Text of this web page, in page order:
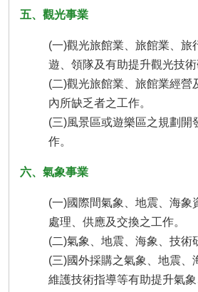
五、觀光事業
(一)觀光旅館業、旅館業、旅
遊、領隊及有助提升觀光技術
(二)觀光旅館業、旅館業經營
內所缺乏者之工作。
(三)風景區或遊樂區之規劃開
作。
六、氣象事業
(一)國際間氣象、地震、海象
處理、供應及交換之工作。
(二)氣象、地震、海象、技術
(三)國外採購之氣象、地震、
維護技術指導等有助提升氣